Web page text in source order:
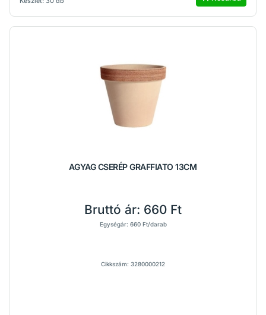
AGYAG CSERÉP GRAFFIATO 13CM
Bruttó ár: 660 Ft
Egységár: 660 Ft/darab
Cikkszám: 3280000212